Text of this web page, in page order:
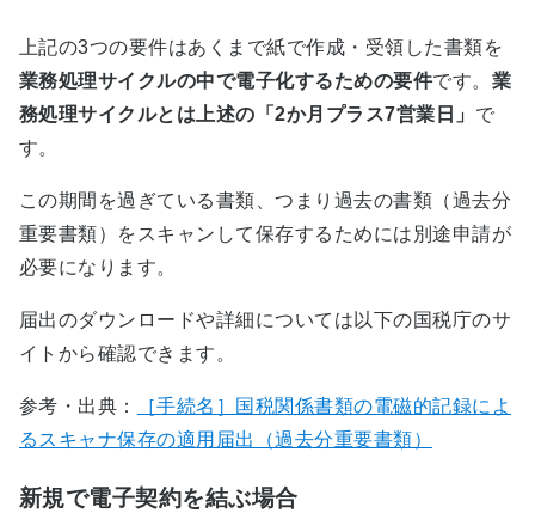
上記の3つの要件はあくまで紙で作成・受領した書類を
業務処理サイクルの中で電子化するための要件です。 業
務処理サイクルとは上述の「2か月プラス7営業日」 で
す。
この期間を過ぎている書類、つまり過去の書類（過去分
重要書類）をスキャンして保存するためには別途申請が
必要になります。
届出のダウンロードや詳細については以下の国税庁のサ
イトから確認できます。
参考・出典：
［手続名］国税関係書類の電磁的記録によ
るスキャナ保存の適用届出（過去分重要書類）
新規で電子契約を結ぶ場合